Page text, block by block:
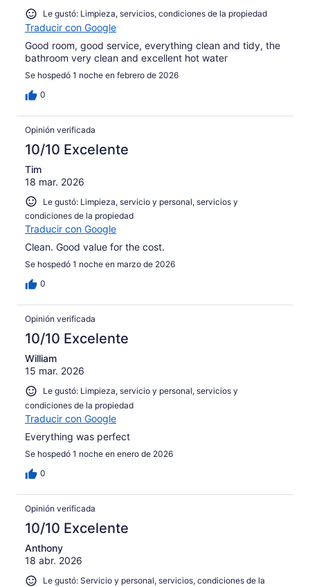
Le gustó: Limpieza, servicios, condiciones de la propiedad
Traducir con Google
Good room, good service, everything clean and tidy, the
bathroom very clean and excellent hot water
Se hospedó 1 noche en febrero de 2026
0
Opinión verificada
10/10 Excelente
Tim
18 mar. 2026
Le gustó: Limpieza, servicio y personal, servicios y
condiciones de la propiedad
Traducir con Google
Clean. Good value for the cost.
Se hospedó 1 noche en marzo de 2026
0
Opinión verificada
10/10 Excelente
William
15 mar. 2026
Le gustó: Limpieza, servicio y personal, servicios y
condiciones de la propiedad
Traducir con Google
Everything was perfect
Se hospedó 1 noche en enero de 2026
0
Opinión verificada
10/10 Excelente
Anthony
18 abr. 2026
Le gustó: Servicio y personal, servicios, condiciones de la